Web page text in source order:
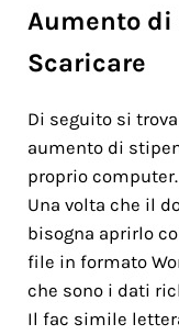
Aumento di
Scaricare
Di seguito si
aumento di
proprio computer.
Una volta che il
bisogna aprirlo
file in formato
che sono i dati
Il fac simile